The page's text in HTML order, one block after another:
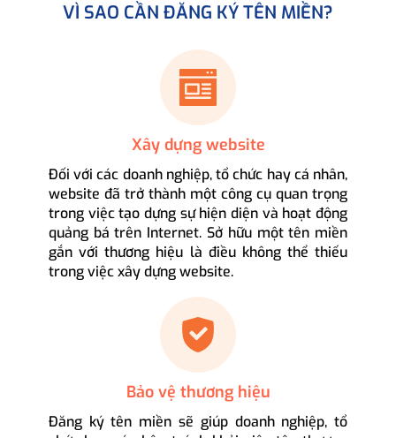
VÌ SAO CẦN ĐĂNG KÝ TÊN MIỀN?
Xây dựng website
Đối với các doanh nghiệp, tổ chức hay cá nhân,
website đã trở thành một công cụ quan trọng
trong việc tạo dựng sự hiện diện và hoạt động
quảng bá trên Internet. Sở hữu một tên miền
gắn với thương hiệu là điều không thể thiếu
trong việc xây dựng website.
Bảo vệ thương hiệu
Đăng ký tên miền sẽ giúp doanh nghiệp, tổ